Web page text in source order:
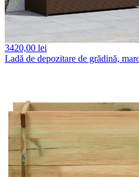
3420,00 lei
Ladă de depozitare de grădină,